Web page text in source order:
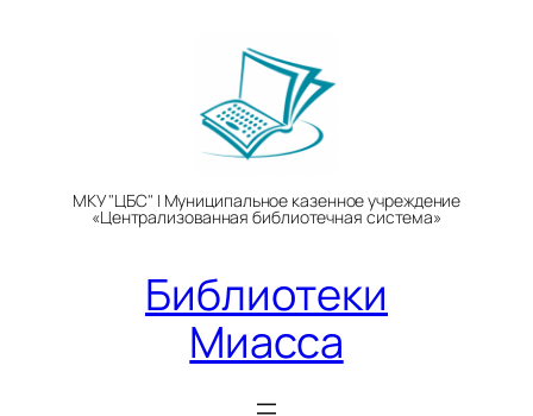
МКУ "ЦБС" | Муниципальное казенное учреждение
«Централизованная библиотечная система»
Библиотеки
Миасса